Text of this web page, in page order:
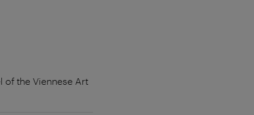
of the Viennese Art